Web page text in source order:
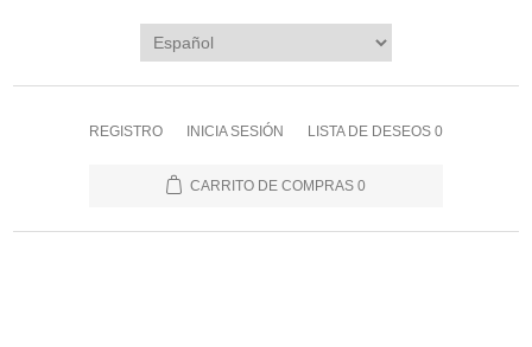
REGISTRO INICIA SESIÓN LISTA DE DESEOS 0
CARRITO DE COMPRAS 0